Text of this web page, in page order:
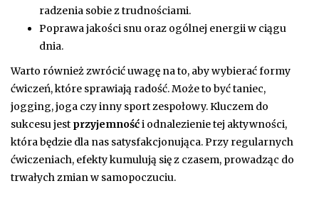
radzenia sobie z trudnościami.
Poprawa jakości snu oraz ogólnej energii w ciągu
dnia.
Warto również zwrócić uwagę na to, aby wybierać formy
ćwiczeń, które sprawiają radość. Może to być taniec,
jogging, joga czy inny sport zespołowy. Kluczem do
sukcesu jest przyjemnośći odnalezienie tej aktywności,
która będzie dla nas satysfakcjonująca. Przy regularnych
ćwiczeniach, efekty kumulują się z czasem, prowadząc do
trwałych zmian w samopoczuciu.